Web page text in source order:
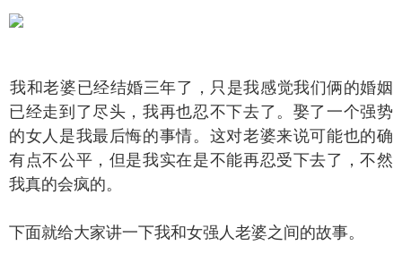
老婆已经结婚三年了，只是我感觉我们俩的婚姻
已经走到了尽头，我再也忍不下去了。娶了一个强势
的女人是我最后悔的事情。这对老婆来说可能也的确
有点不公平，但是我实在是不能再忍受下去了，不然
我真的会疯的。
就给大家讲一下我和女强人老婆之间的故事。